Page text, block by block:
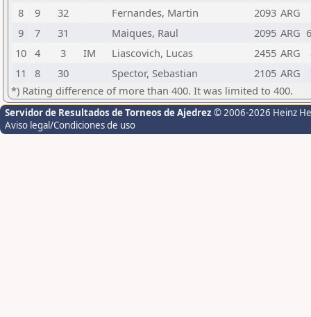
8
9 32 Fernandes, Martin 2093 ARG
9
7 31 Maiques, Raul 2095 ARG
10 4 3 IM Liascovich, Lucas 2455 ARG
11
8 30 Spector, Sebastian 2105 ARG
*) Rating difference of more than 400. It was limited to 400.
Servidor de Resultados de Torneos de Ajedrez © 2006-2026 Heinz
Aviso legal/Condiciones de uso